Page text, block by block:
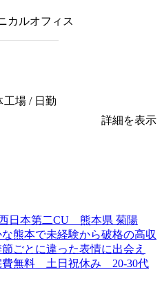
カルオフィス
工場 / 日勤
詳細を表示